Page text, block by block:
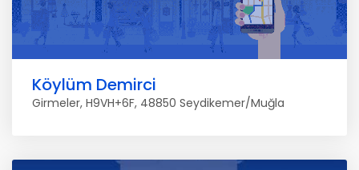
Köylüm Demirci
Girmeler, H9VH+6F, 48850 Seydikemer/Muğla